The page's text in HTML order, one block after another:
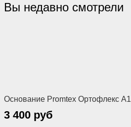
Вы недавно смотрели
Основание Promtex Ортофлекс А1
3 400 руб